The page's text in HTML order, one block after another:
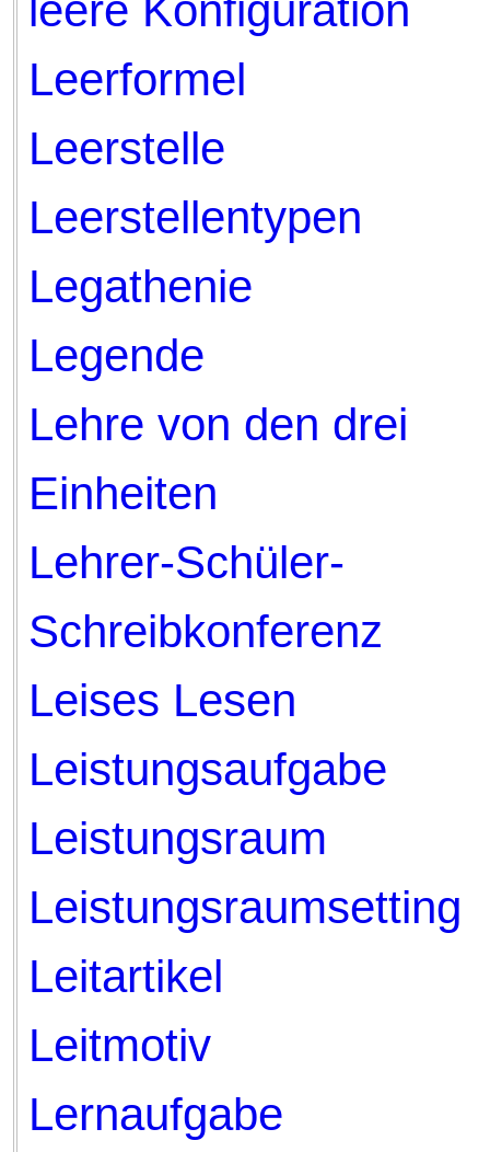
leere Konfiguration
Leerformel
Leerstelle
Leerstellentypen
Legathenie
Legende
Lehre von den drei
Einheiten
Lehrer-Schüler-
Schreibkonferenz
Leises Lesen
Leistungsaufgabe
Leistungsraum
Leistungsraumsetting
Leitartikel
Leitmotiv
Lernaufgabe